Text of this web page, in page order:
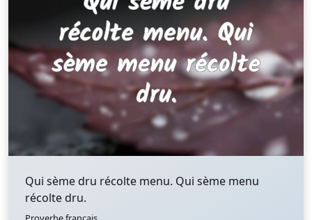
Qui sème dru récolte menu. Qui sème menu
récolte dru.